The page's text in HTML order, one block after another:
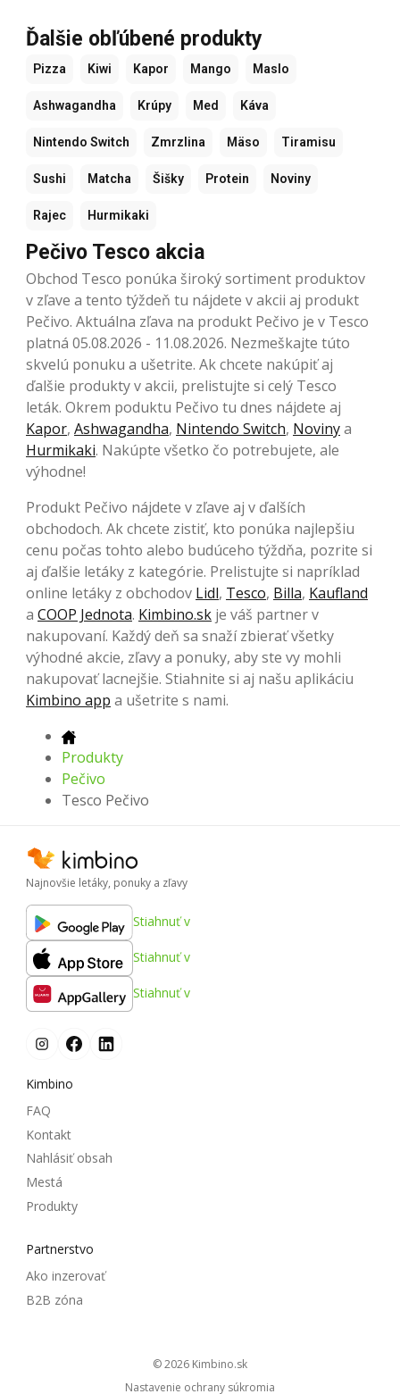
Ďalšie obľúbené produkty
Pizza Kiwi Kapor Mango Maslo
Ashwagandha Krúpy Med Káva
Nintendo Switch Zmrzlina Mäso Tiramisu
Sushi Matcha Šišky Protein Noviny
Rajec Hurmikaki
Pečivo Tesco akcia
Obchod Tesco ponúka široký sortiment produktov
v zľave a tento týždeň tu nájdete v akcii aj produkt
Pečivo. Aktuálna zľava na produkt Pečivo je v Tesco
platná 05.08.2026 - 11.08.2026. Nezmeškajte túto
skvelú ponuku a ušetrite. Ak chcete nakúpiť aj
ďalšie produkty v akcii, prelistujte si celý Tesco
leták. Okrem poduktu Pečivo tu dnes nájdete aj
Kapor, Ashwagandha, Nintendo Switch, Novinya
Hurmikaki. Nakúpte všetko čo potrebujete, ale
výhodne!
Produkt Pečivo nájdete v zľave aj v ďalších
obchodoch. Ak chcete zistiť, kto ponúka najlepšiu
cenu počas tohto alebo budúceho týždňa, pozrite si
aj ďalšie letáky z kategórie. Prelistujte si napríklad
online letáky z obchodov Lidl, Tesco, Billa, Kaufland
a COOP Jednota. Kimbino.sk je váš partner v
nakupovaní. Každý deň sa snaží zbierať všetky
výhodné akcie, zľavy a ponuky, aby ste vy mohli
nakupovať lacnejšie. Stiahnite si aj našu aplikáciu
Kimbino app a ušetrite s nami.
Produkty
Pečivo
Tesco Pečivo
Najnovšie letáky, ponuky a zľavy
Stiahnuť v
Stiahnuť v
Stiahnuť v
Kimbino
FAQ
Kontakt
Nahlásiť obsah
Mestá
Produkty
Partnerstvo
Ako inzerovať
B2B zóna
© 2026
kimbino.sk
Nastavenie ochrany súkromia